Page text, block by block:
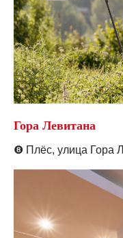
Гора Левитана
❽ Плёс, улица Гора